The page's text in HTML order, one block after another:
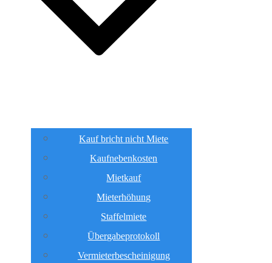
Kauf bricht nicht Miete
Kaufnebenkosten
Mietkauf
Mieterhöhung
Staffelmiete
Übergabeprotokoll
Vermieterbescheinigung